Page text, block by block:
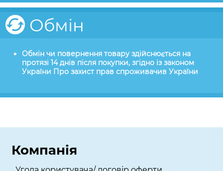
Обмін
Обмін чи повернення товару здійснюється на
протязі 14 днів після покупки, згідно із законом
України Про захист прав спроживачив України
Компанія